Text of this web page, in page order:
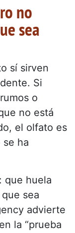
no
sea
sí sirven
Si
o
no está
el olfato es
ha
que huela
sea
advierte
la “prueba